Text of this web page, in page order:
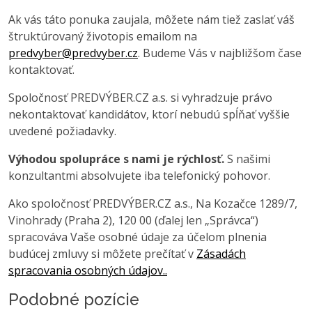
Ak vás táto ponuka zaujala, môžete nám tiež zaslať váš
štruktúrovaný životopis emailom na
predvyber@predvyber.cz. Budeme Vás v najbližšom čase
kontaktovať.
Spoločnosť PREDVÝBER.CZ a.s. si vyhradzuje právo
nekontaktovať kandidátov, ktorí nebudú spĺňať vyššie
uvedené požiadavky.
Výhodou spolupráce s nami je rýchlosť.S našimi
konzultantmi absolvujete iba telefonický pohovor.
Ako spoločnosť PREDVÝBER.CZ a.s., Na Kozačce 1289/7,
Vinohrady (Praha 2), 120 00 (ďalej len „Správca“)
spracováva Vaše osobné údaje za účelom plnenia
budúcej zmluvy si môžete prečítať v Zásadách
spracovania osobných údajov..
Podobné pozície